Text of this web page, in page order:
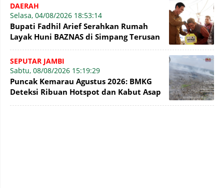
DAERAH
Selasa, 04/08/2026 18:53:14
Bupati Fadhil Arief Serahkan Rumah
Layak Huni BAZNAS di Simpang Terusan
SEPUTAR JAMBI
Sabtu, 08/08/2026 15:19:29
Puncak Kemarau Agustus 2026: BMKG
Deteksi Ribuan Hotspot dan Kabut Asap